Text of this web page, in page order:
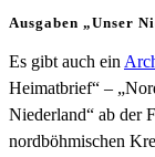
Ausgaben „Unser
Es gibt auch ein
Heimatbrief“ –
Niederland“ ab der
nordböhmischen